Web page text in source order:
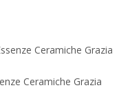
Ceramiche Grazia